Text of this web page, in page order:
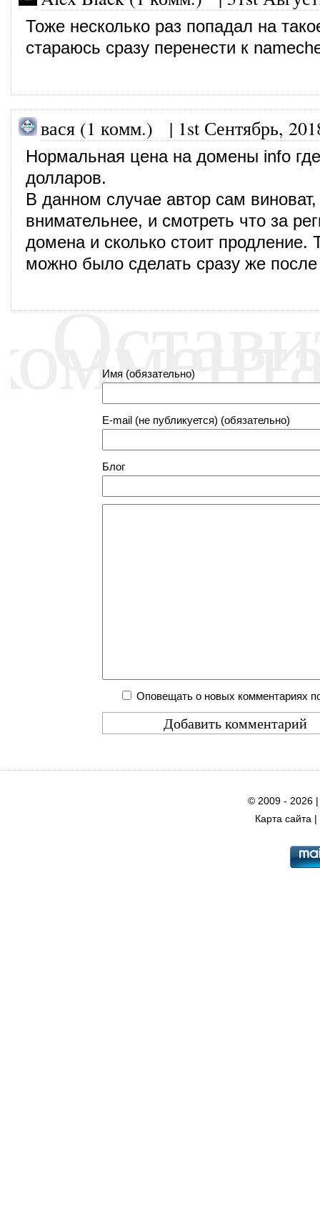
Тоже несколько раз попадал на
стараюсь сразу перенести к
вася (1 комм.) | 1st Сентябрь,
Нормальная цена на домены info
долларов.
В данном случае автор сам
внимательнее, и смотреть что за
домена и сколько стоит
можно было сделать сразу же после
Имя (обязательно)
E-mail (не публикуется) (обязательно)
Блог
Оповещать о новых комментариях
© 2009 - 2026
Карта сайта